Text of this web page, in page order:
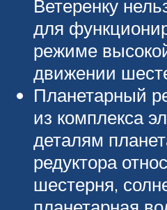
Ветеренку
для
режиме
движении
Планетарный
из комплекса
деталям
редуктора
шестерня,